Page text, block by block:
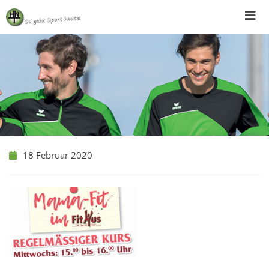
Skip
to
content
18 Februar 2020